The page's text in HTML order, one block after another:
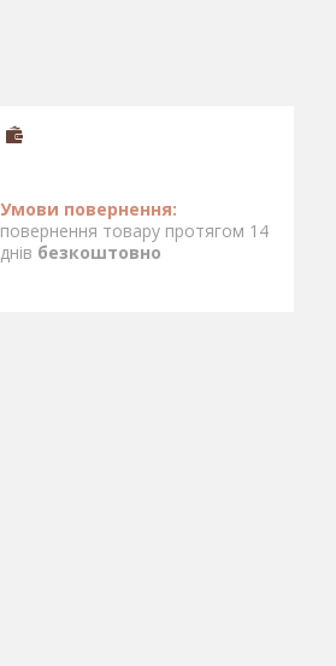
повернення товару протягом 14
днів безкоштовно